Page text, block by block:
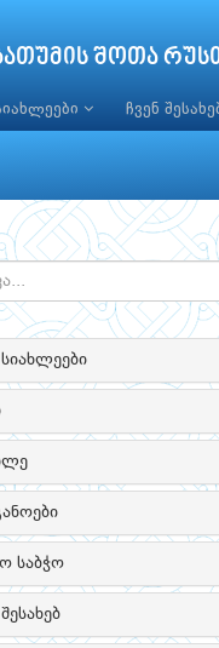
შოთა
ჩვენ
საბჭო